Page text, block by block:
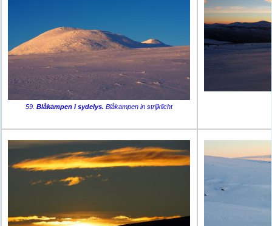
59.Blåkampen i sydelys. Blåkampen in strijklicht